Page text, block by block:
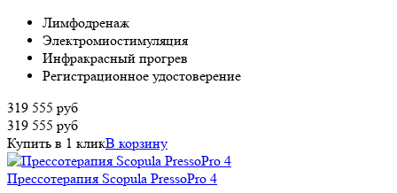
Лимфодренаж
Электромиостимуляция
Инфракрасный прогрев
Регистрационное удостоверение
319 555 руб
319 555 руб
Купить в 1 кликВ корзину
Прессотерапия Scopula PressoPro 4